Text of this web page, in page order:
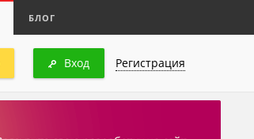
БЛОГ
Вход Регистрация